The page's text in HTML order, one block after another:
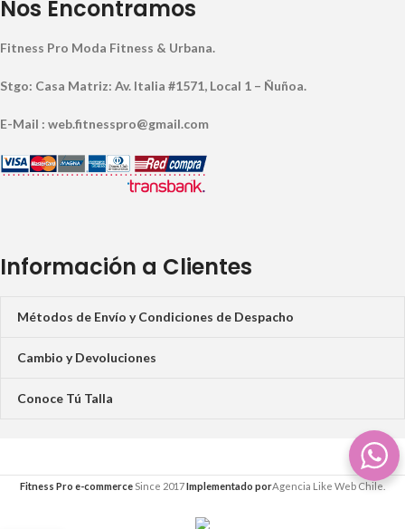
Nos Encontramos
Fitness Pro Moda Fitness & Urbana.
Stgo: Casa Matriz: Av. Italia #1571, Local 1 – Ñuñoa.
E-Mail : web.fitnesspro@gmail.com
Información a Clientes
Métodos de Envío y Condiciones de Despacho
Cambio y Devoluciones
Conoce Tú Talla
Fitness Pro e-commerce Since 2017Implementado porAgencia Like Web Chile.